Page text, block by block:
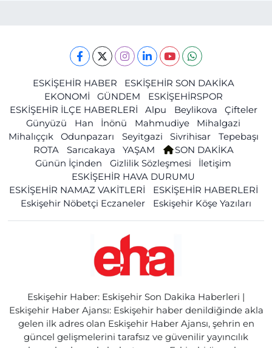
ESKİŞEHİR HABER
ESKİŞEHİR SON DAKİKA
EKONOMİ
GÜNDEM
ESKİŞEHİRSPOR
ESKİŞEHİR İLÇE HABERLERİ
Alpu Beylikova
Çifteler
Günyüzü
Han İnönü Mahmudiye
Mihalgazi
Mihalıççık
Odunpazarı Seyitgazi Sivrihisar
Tepebaşı
ROTA
Sarıcakaya YAŞAM
SON DAKİKA
Günün İçinden
Gizlilik Sözleşmesi
İletişim
ESKİŞEHİR HAVA DURUMU
ESKİŞEHİR NAMAZ VAKİTLERİ
ESKİŞEHİR HABERLERİ
Eskişehir Nöbetçi Eczaneler
Eskişehir Köşe Yazıları
Eskişehir Haber: Eskişehir Son Dakika Haberleri |
Eskişehir Haber Ajansı: Eskişehir haber denildiğinde akla
gelen ilk adres olan Eskişehir Haber Ajansı, şehrin en
güncel gelişmelerini tarafsız ve güvenilir yayıncılık